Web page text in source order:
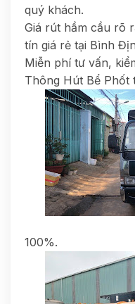
quý khách.
Giá rút hầm cầu rõ
tín giá rẻ tại Bình
Miễn phí tư vấn,
Thông Hút Bể Phốt
100%.